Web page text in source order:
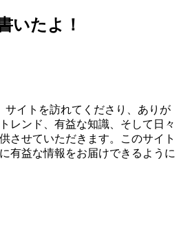
いたよ！
サイトを訪れてくださり、ありが
レンド、有益な知識、そして日々
させていただきます。このサイト
有益な情報をお届けできるように